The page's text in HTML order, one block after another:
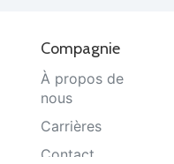
Compagnie
À propos de
nous
Carrières
Contact